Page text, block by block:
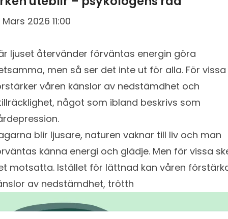
Mars 2026 11:00
ljuset återvänder förväntas energin göra
men så ser det inte ut för alla. För vissa
våren känslor av nedstämdhet och
något som ibland beskrivs som
blir ljusare, naturen vaknar till liv och man
känna energi och glädje. Men för vissa
motsatta. Istället för lättnad kan våren
av nedstämdhet, trötth